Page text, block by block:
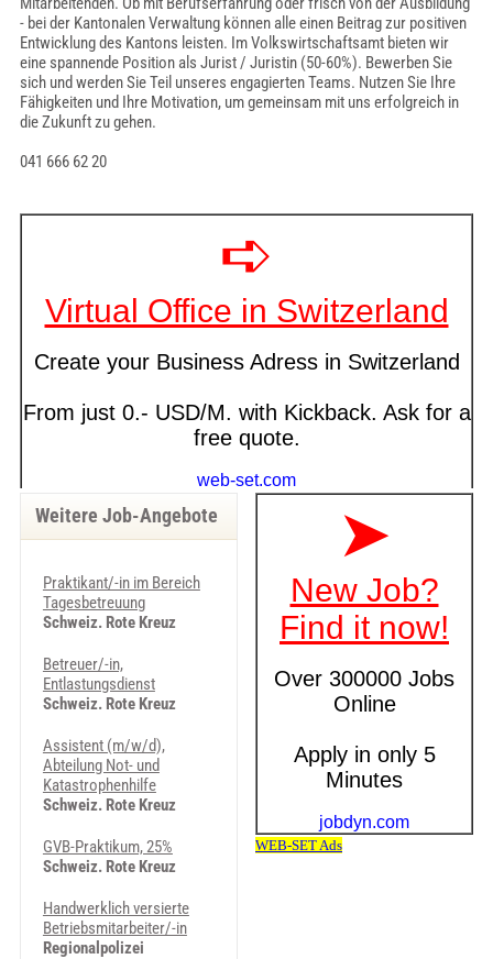
- bei der Kantonalen Verwaltung können alle einen Beitrag zur positiven
Entwicklung des Kantons leisten. Im Volkswirtschaftsamt bieten wir
eine spannende Position als Jurist / Juristin (50-60%). Bewerben Sie
sich und werden Sie Teil unseres engagierten Teams. Nutzen Sie Ihre
Fähigkeiten und Ihre Motivation, um gemeinsam mit uns erfolgreich in
die Zukunft zu gehen.
041 666 62 20
Weitere Job-Angebote
Praktikant/-in im Bereich
Tagesbetreuung
Schweiz. Rote Kreuz
Betreuer/-in,
Entlastungsdienst
Schweiz. Rote Kreuz
Assistent (m/w/d),
Abteilung Not- und
Katastrophenhilfe
Schweiz. Rote Kreuz
GVB-Praktikum, 25%
Schweiz. Rote Kreuz
Handwerklich versierte
Betriebsmitarbeiter/-in
Regionalpolizei